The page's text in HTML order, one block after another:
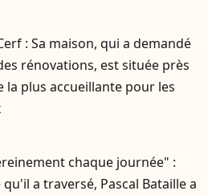
: Sa maison, qui a demandé
rénovations, est située près
la plus accueillante pour les
chaque journée" :
qu'il a traversé, Pascal Bataille a